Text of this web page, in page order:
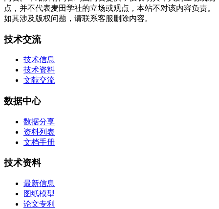
点，并不代表麦田学社的立场或观点，本站不对该内容负责。
如其涉及版权问题，请联系客服删除内容。
技术交流
技术信息
技术资料
文献交流
数据中心
数据分享
资料列表
文档手册
技术资料
最新信息
图纸模型
论文专利